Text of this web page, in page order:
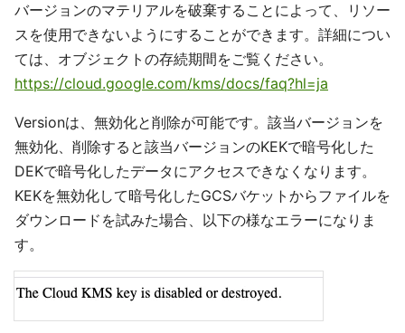
バージョンのマテリアルを破棄することによって、リソー
スを使用できないようにすることができます。詳細につい
ては、オブジェクトの存続期間をご覧ください。
https://cloud.google.com/kms/docs/faq?hl=ja
Versionは、無効化と削除が可能です。該当バージョンを
無効化、削除すると該当バージョンのKEKで暗号化した
DEKで暗号化したデータにアクセスできなくなります。
KEKを無効化して暗号化したGCSバケットからファイルを
ダウンロードを試みた場合、以下の様なエラーになりま
す。